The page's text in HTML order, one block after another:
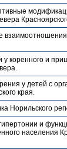
коренного и
у детей с
края.
Норильского
и
населения